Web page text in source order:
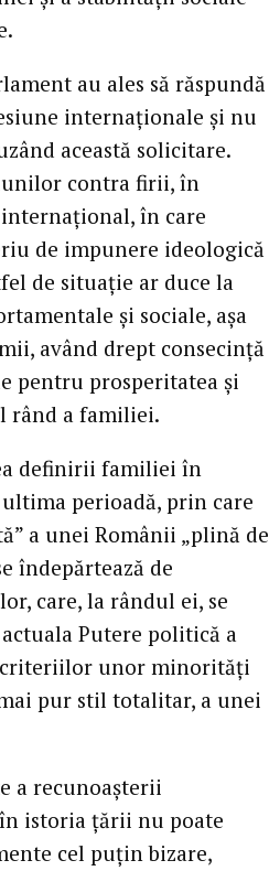
au ales să răspundă
internaţionale şi nu
această solicitare.
contra firii, în
în care
de impunere ideologică
de situaţie ar duce la
şi sociale, aşa
având drept consecinţă
pentru prosperitatea şi
rând a familiei.
definirii familiei în
perioadă, prin care
a unei Românii „plină de
îndepărtează de
care, la rândul ei, se
Putere politică a
criteriilor unor minorităţi
pur stil totalitar, a unei
a recunoaşterii
istoria ţării nu poate
cel puţin bizare,